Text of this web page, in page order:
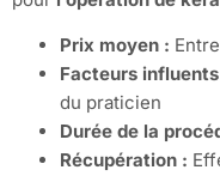
Prix moyen :
Facteurs
du praticien
Durée de la
Récupération :